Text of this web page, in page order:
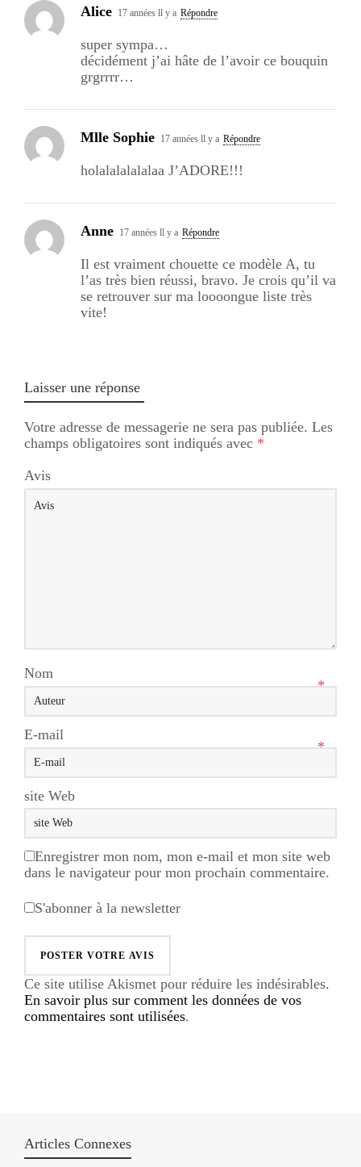
Alice 17 années ll y a Répondre
super sympa…
décidément j’ai hâte de l’avoir ce bouquin
grgrrrr…
Mlle Sophie 17 années ll y a Répondre
holalalalalalaa J’ADORE!!!
Anne 17 années ll y a Répondre
Il est vraiment chouette ce modèle A, tu
l’as très bien réussi, bravo. Je crois qu’il va
se retrouver sur ma loooongue liste très
vite!
Laisser une réponse
Votre adresse de messagerie ne sera pas publiée. Les
champs obligatoires sont indiqués avec *
Avis
Nom
*
E-mail
*
site Web
Enregistrer mon nom, mon e-mail et mon site web
dans le navigateur pour mon prochain commentaire.
S'abonner à la newsletter
Ce site utilise Akismet pour réduire les indésirables.
En savoir plus sur comment les données de vos
commentaires sont utilisées.
Articles Connexes